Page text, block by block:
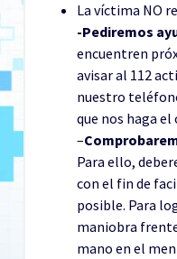
La víctima NO
-Pediremos
encuentren
avisar al 112
nuestro
que nos haga el
–
Para ello,
con el fin de
posible. Para
maniobra
mano en el